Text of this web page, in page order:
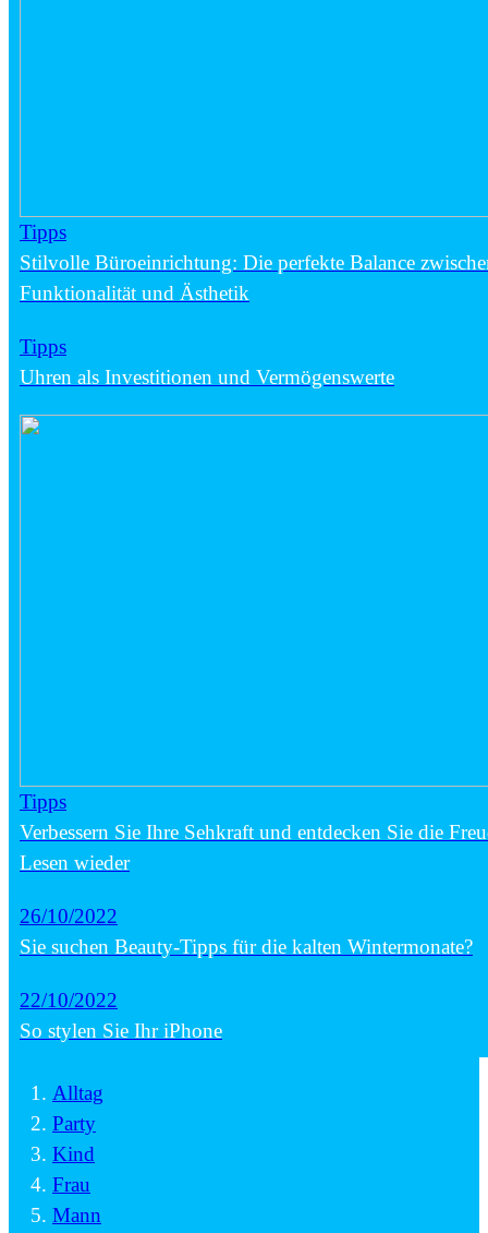
Tipps
Stilvolle Büroeinrichtung: Die perfekte Balance
Funktionalität und Ästhetik
Tipps
Uhren als Investitionen und Vermögenswerte
Tipps
Verbessern Sie Ihre Sehkraft und entdecken Sie die
Lesen wieder
26/10/2022
Sie suchen Beauty-Tipps für die kalten Wintermonate?
22/10/2022
So stylen Sie Ihr iPhone
Alltag
Party
Kind
Frau
Mann